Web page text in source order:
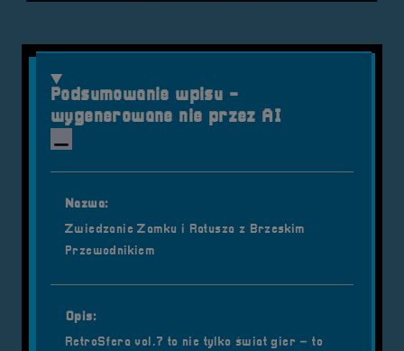
Podsumowanie wpisu -
wygenerowane nie przez AI
Nazwa:
Zwiedzanie Zamku i Ratusza z Brzeskim
Przewodnikiem
Opis:
RetroSfera vol.7 to nie tylko świat gier – to